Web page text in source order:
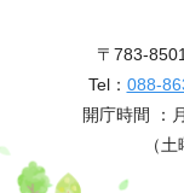
〒783-
Tel： 088-
開庁時間 ：
（